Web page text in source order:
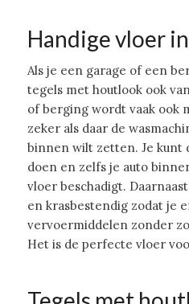
Handige vloer
Als je een garage of een
tegels met houtlook ook
of berging wordt vaak ook
zeker als daar de
binnen wilt zetten. Je kunt
doen en zelfs je auto
vloer beschadigt.
en krasbestendig zodat je
vervoermiddelen zonder
Het is de perfecte vloer